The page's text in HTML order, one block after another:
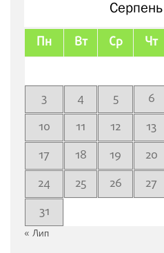
Пн Вт Ср Чт
3
4 5 6
10
11 12 13
17
18 19 20
24
25 26 27
31
« Лип